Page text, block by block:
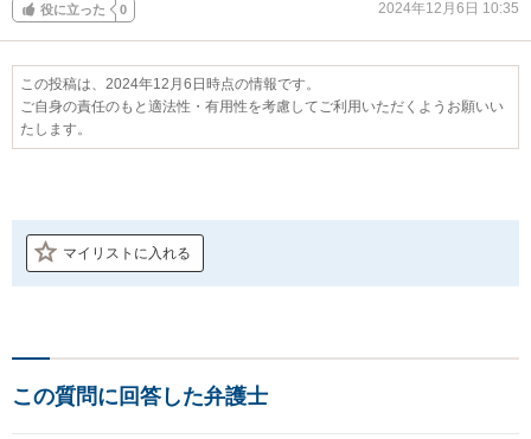
役に立った 0 2024年12月6日 10:35
この投稿は、2024年12月6日時点の情報です。
ご自身の責任のもと適法性・有用性を考慮してご利用いただくようお願いい
たします。
マイリストに入れる
この質問に回答した弁護士